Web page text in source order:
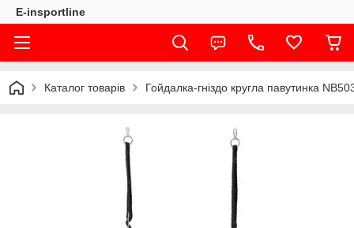
E-insportline
Каталог товарів Гойдалка-гніздо кругла павутинка